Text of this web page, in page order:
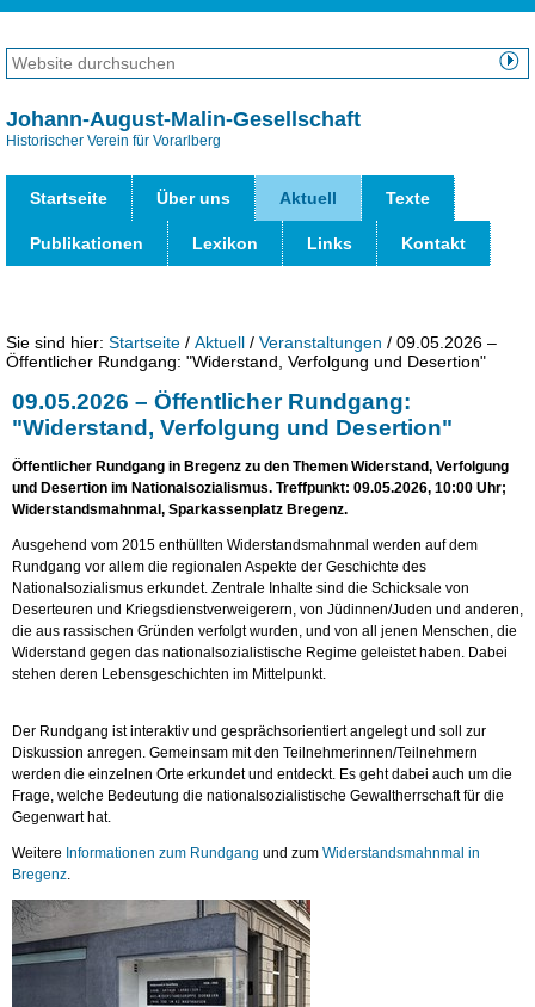
zum
Inhalt
Direkt
zur
Navigation
Website
durchsuchen
Startseite Über uns Aktuell Texte
Publikationen Lexikon Links Kontakt
Johann-August-Malin-Gesellschaft
Historischer Verein für Vorarlberg
Sie sind hier: Startseite /Aktuell /Veranstaltungen /09.05.2026 –
Öffentlicher Rundgang: "Widerstand, Verfolgung und Desertion"
09.05.2026 – Öffentlicher Rundgang:
"Widerstand, Verfolgung und Desertion"
Öffentlicher Rundgang in Bregenz zu den Themen Widerstand, Verfolgung
und Desertion im Nationalsozialismus. Treffpunkt: 09.05.2026, 10:00 Uhr;
Widerstandsmahnmal, Sparkassenplatz Bregenz.
Ausgehend vom 2015 enthüllten Widerstandsmahnmal werden auf dem
Rundgang vor allem die regionalen Aspekte der Geschichte des
Nationalsozialismus erkundet. Zentrale Inhalte sind die Schicksale von
Deserteuren und Kriegsdienstverweigerern, von Jüdinnen/Juden und anderen,
die aus rassischen Gründen verfolgt wurden, und von all jenen Menschen, die
Widerstand gegen das nationalsozialistische Regime geleistet haben. Dabei
stehen deren Lebensgeschichten im Mittelpunkt.
Der Rundgang ist interaktiv und gesprächsorientiert angelegt und soll zur
Diskussion anregen. Gemeinsam mit den Teilnehmerinnen/Teilnehmern
werden die einzelnen Orte erkundet und entdeckt. Es geht dabei auch um die
Frage, welche Bedeutung die nationalsozialistische Gewaltherrschaft für die
Gegenwart hat.
Weitere Informationen zum Rundgang und zum Widerstandsmahnmal in
Bregenz.